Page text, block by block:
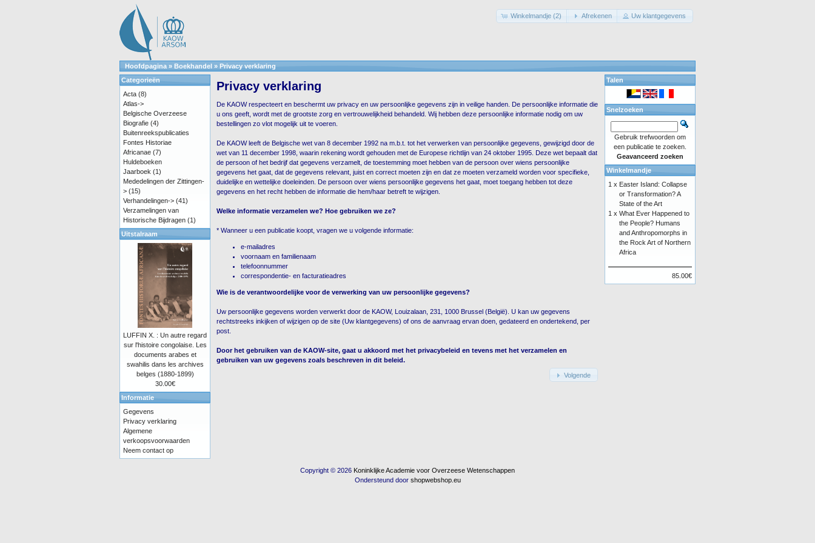
Winkelmandje (2) Afrekenen Uw klantgegevens
Hoofdpagina » Boekhandel » Privacy verklaring
Privacy verklaring
De KAOW respecteert en beschermt uw privacy en uw persoonlijke gegevens zijn in veilige handen. De persoonlijke informatie die
u ons geeft, wordt met de grootste zorg en vertrouwelijkheid behandeld. Wij hebben deze persoonlijke informatie nodig om uw
bestellingen zo vlot mogelijk uit te voeren.
De KAOW leeft de Belgische wet van 8 december 1992 na m.b.t. tot het verwerken van persoonlijke gegevens, gewijzigd door de
wet van 11 december 1998, waarin rekening wordt gehouden met de Europese richtlijn van 24 oktober 1995. Deze wet bepaalt dat
de persoon of het bedrijf dat gegevens verzamelt, de toestemming moet hebben van de persoon over wiens persoonlijke
gegevens het gaat, dat de gegevens relevant, juist en correct moeten zijn en dat ze moeten verzameld worden voor specifieke,
duidelijke en wettelijke doeleinden. De persoon over wiens persoonlijke gegevens het gaat, moet toegang hebben tot deze
gegevens en het recht hebben de informatie die hem/haar betreft te wijzigen.
Welke informatie verzamelen we? Hoe gebruiken we ze?
* Wanneer u een publicatie koopt, vragen we u volgende informatie:
e-mailadres
voornaam en familienaam
telefoonnummer
correspondentie- en facturatieadres
Wie is de verantwoordelijke voor de verwerking van uw persoonlijke gegevens?
Uw persoonlijke gegevens worden verwerkt door de KAOW, Louizalaan, 231, 1000 Brussel (België). U kan uw gegevens
rechtstreeks inkijken of wijzigen op de site (Uw klantgegevens) of ons de aanvraag ervan doen, gedateerd en ondertekend, per
post.
Door het gebruiken van de KAOW-site, gaat u akkoord met het privacybeleid en tevens met het verzamelen en
gebruiken van uw gegevens zoals beschreven in dit beleid.
Volgende
Categorieën
Acta (8)
Atlas->
Belgische Overzeese
Biografie (4)
Buitenreekspublicaties
Fontes Historiae
Africanae (7)
Huldeboeken
Jaarboek (1)
Mededelingen der Zittingen-
> (15)
Verhandelingen-> (41)
Verzamelingen van
Historische Bijdragen (1)
Uitstalraam
LUFFIN X. : Un autre regard
sur l'histoire congolaise. Les
documents arabes et
swahilis dans les archives
belges (1880-1899)
30.00€
Informatie
Gegevens
Privacy verklaring
Algemene
verkoopsvoorwaarden
Neem contact op
Talen
Snelzoeken
Gebruik trefwoorden om
een publicatie te zoeken.
Geavanceerd zoeken
Winkelmandje
1 x Easter Island: Collapse
or Transformation? A
State of the Art
1 x What Ever Happened to
the People? Humans
and Anthropomorphs in
the Rock Art of Northern
Africa
85.00€
Copyright © 2026 Koninklijke Academie voor Overzeese Wetenschappen
Ondersteund door shopwebshop.eu